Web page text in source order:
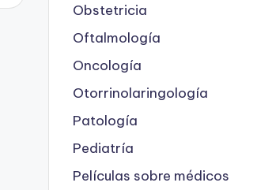
Obstetricia
Oftalmología
Oncología
Otorrinolaringología
Patología
Pediatría
Películas sobre médicos